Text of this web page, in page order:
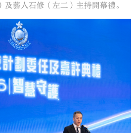
及藝人石修（左二）主持開幕禮。